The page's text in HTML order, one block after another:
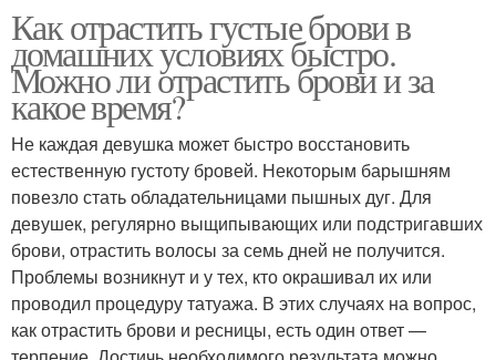
Как отрастить густые брови в
домашних условиях быстро.
Можно ли отрастить брови и за
какое время?
Не каждая девушка может быстро восстановить
естественную густоту бровей. Некоторым барышням
повезло стать обладательницами пышных дуг. Для
девушек, регулярно выщипывающих или подстригавших
брови, отрастить волосы за семь дней не получится.
Проблемы возникнут и у тех, кто окрашивал их или
проводил процедуру татуажа. В этих случаях на вопрос,
как отрастить брови и ресницы, есть один ответ —